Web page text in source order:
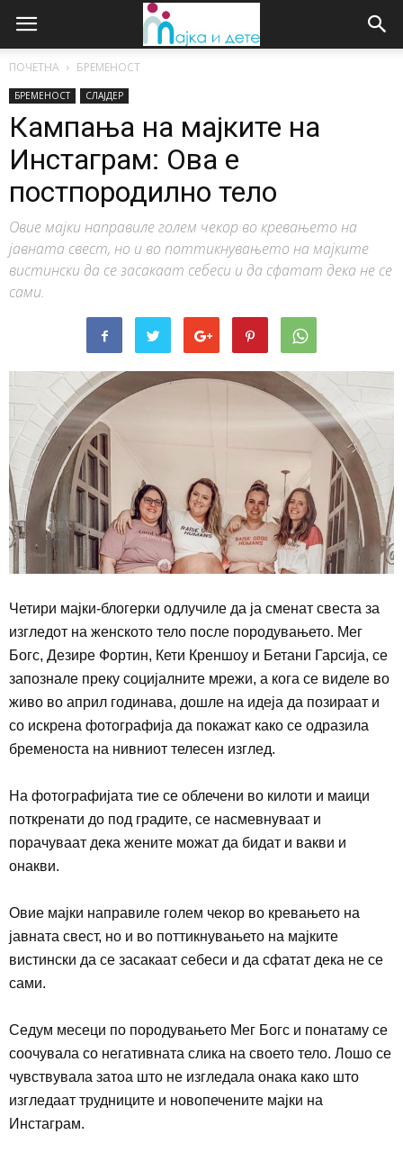
ПОЧЕТНА БРЕМЕНОСТ
БРЕМЕНОСТ СЛАЈДЕР
Кампања на мајките на
Инстаграм: Ова е
постпородилно тело
Овие мајки направиле голем чекор во кревањето на
јавната свест, но и во поттикнувањето на мајките
вистински да се засакаат себеси и да сфатат дека не се
сами.
Четири мајки-блогерки одлучиле да ја сменат свеста за
изгледот на женското тело после породувањето. Мег
Богс, Дезире Фортин, Кети Креншоу и Бетани Гарсија, се
запознале преку социјалните мрежи, а кога се виделе во
живо во април годинава, дошле на идеја да позираат и
со искрена фотографија да покажат како се одразила
бременоста на нивниот телесен изглед.
На фотографијата тие се облечени во килоти и маици
поткренати до под градите, се насмевнуваат и
порачуваат дека жените можат да бидат и вакви и
онакви.
Овие мајки направиле голем чекор во кревањето на
јавната свест, но и во поттикнувањето на мајките
вистински да се засакаат себеси и да сфатат дека не се
сами.
Седум месеци по породувањето Мег Богс и понатаму се
соочувала со негативната слика на своето тело. Лошо се
чувствувала затоа што не изгледала онака како што
изгледаат трудниците и новопечените мајки на
Инстаграм.